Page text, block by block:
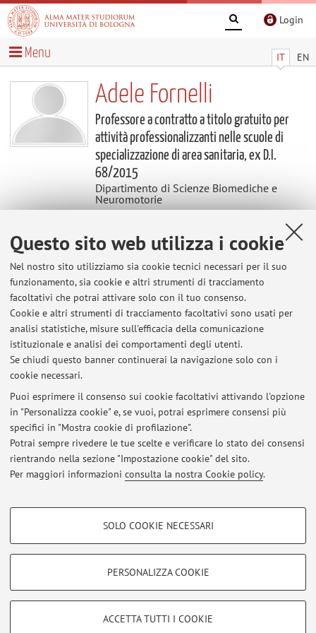
Questo sito web utilizza i cookie
Nel nostro sito utilizziamo sia cookie tecnici necessari per il suo
funzionamento, sia cookie e altri strumenti di tracciamento
facoltativi che potrai attivare solo con il tuo consenso.
Cookie e altri strumenti di tracciamento facoltativi sono usati per
analisi statistiche, misure sull'efficacia della comunicazione
istituzionale e analisi dei comportamenti degli utenti.
Se chiudi questo banner continuerai la navigazione solo con i
cookie necessari.
Puoi esprimere il consenso sui cookie facoltativi attivando l'opzione
in "Personalizza cookie" e, se vuoi, potrai esprimere consensi più
specifici in "Mostra cookie di profilazione".
Potrai sempre rivedere le tue scelte e verificare lo stato dei consensi
rientrando nella sezione "Impostazione cookie" del sito.
Per maggiori informazioni consulta la nostra Cookie policy.
COOKIE DI PROFILAZIONE - FACOLTATIVI
COOKIE TECNICI - NECESSARI
SOLO COOKIE NECESSARI
PERSONALIZZA COOKIE
ACCETTA TUTTI I COOKIE
Login
IT EN
Menu
Adele Fornelli
Professore a contratto a titolo gratuito per
attività professionalizzanti nelle scuole di
specializzazione di area sanitaria, ex D.I.
68/2015
Dipartimento di Scienze Biomediche e
Neuromotorie
Contatti
E-mail: adele.fornelli2@unibo.it
Dipartimento di Scienze Biomediche e Neuromotorie
Via Massarenti 9, Bologna -
Vai alla mappa
Ultimi avvisi
Al momento non sono presenti avvisi.
Area riservata
Accedi tramiteloginper gestire tutti i contenuti del sito.
Zamboni, 33 - 40126 Bologna - Partita IVA: 01131710376